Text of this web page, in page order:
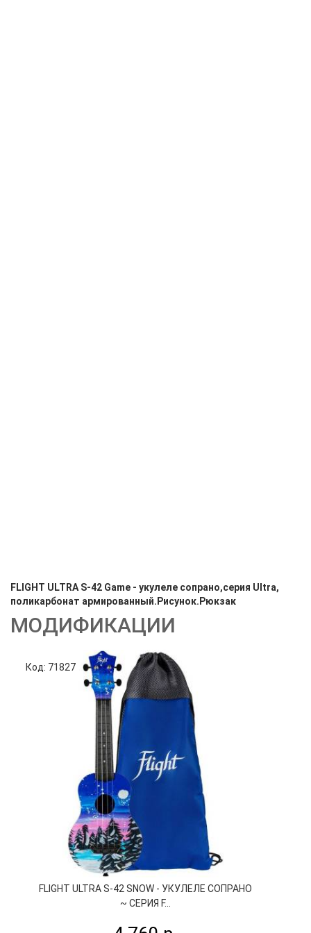
FLIGHT ULTRA S-42 Game - укулеле сопрано,серия Ultra,
поликарбонат армированный.Рисунок.Рюкзак
МОДИФИКАЦИИ
Код: 71827
FLIGHT ULTRA S-42 SNOW - УКУЛЕЛЕ СОПРАНО
~ СЕРИЯ F...